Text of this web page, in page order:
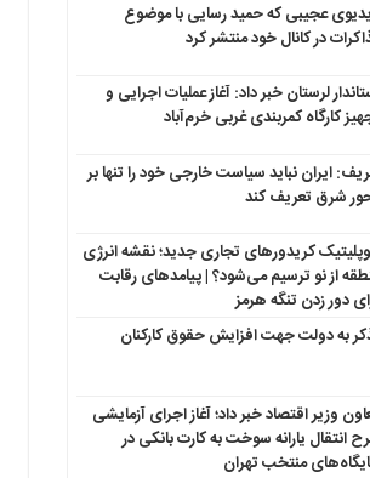
عجیبی که حمید رسایی با موضوع
در کانال خود منتشر کرد
لرستان خبر داد: آغاز عملیات اجرایی و
کارگاه کمربندی غربی خرم‌آباد
ایران نباید سیاست خارجی خود را تنها بر
شرق تعریف کند
کریدورهای تجاری جدید؛ نقشه انرژی
از نو ترسیم می‌شود؟ | پیامدهای رقابت
دور زدن تنگه هرمز
به دولت جهت افزایش حقوق کارکنان
وزیر اقتصاد خبر داد؛ آغاز اجرای آزمایشی
انتقال یارانه سوخت به کارت بانکی در
منتخب تهران